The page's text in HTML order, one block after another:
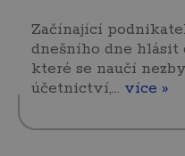
Začínající
dnešního dne
které se naučí
účetnictví,… více »